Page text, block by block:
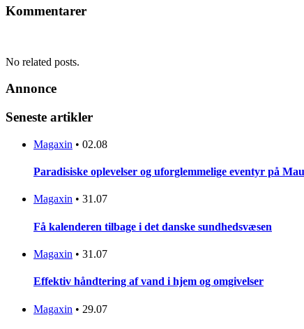
Kommentarer
No related posts.
Annonce
Seneste artikler
Magaxin • 02.08
Paradisiske oplevelser og uforglemmelige eventyr på
Magaxin • 31.07
Få kalenderen tilbage i det danske sundhedsvæsen
Magaxin • 31.07
Effektiv håndtering af vand i hjem og omgivelser
Magaxin • 29.07